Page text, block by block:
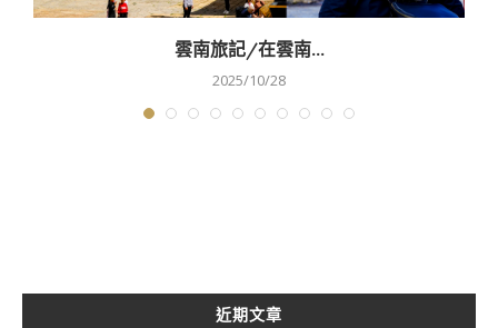
雲南旅記/在雲南...
2025/10/28
近期文章